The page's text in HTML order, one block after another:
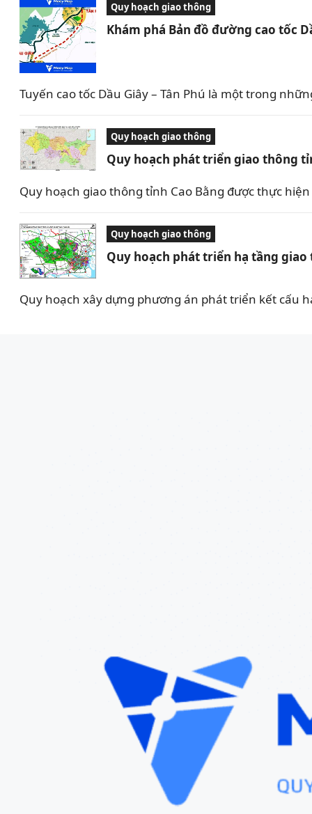
Quy hoạch giao thông
Khám phá Bản đồ đường cao tốc
Tuyến cao tốc Dầu Giây – Tân Phú là một trong
Quy hoạch giao thông
Quy hoạch phát triển giao thông
Quy hoạch giao thông tỉnh Cao Bằng được thực
Quy hoạch giao thông
Quy hoạch phát triển hạ tầng
Quy hoạch xây dựng phương án phát triển kết cấu